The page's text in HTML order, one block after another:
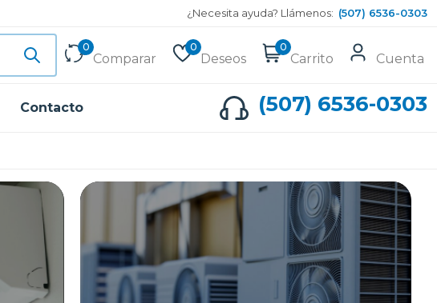
¿Necesita ayuda? Llámenos: (507) 6536-0303
0
Comparar
0
Deseos
0
Carrito Cuenta
Contacto (507) 6536-0303